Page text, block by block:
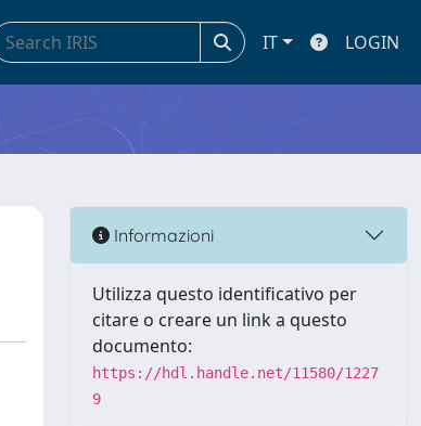
IT LOGIN
Informazioni
Utilizza questo identificativo per
citare o creare un link a questo
documento:
https://hdl.handle.net/11580/1227
9